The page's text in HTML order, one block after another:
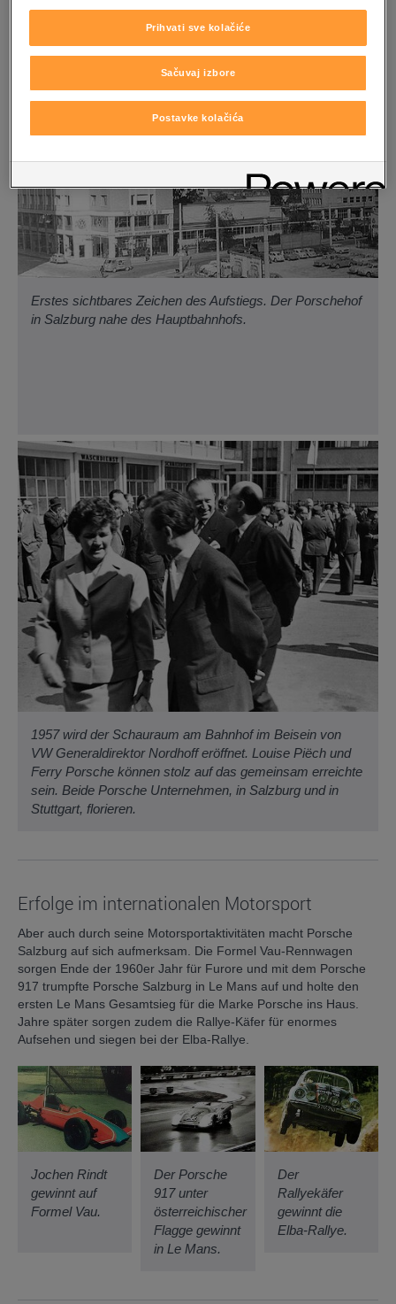
Erstes sichtbares Zeichen des Aufstiegs. Der Porschehof
in Salzburg nahe des Hauptbahnhofs.
1957 wird der Schauraum am Bahnhof im Beisein von
VW Generaldirektor Nordhoff eröffnet. Louise Piëch und
Ferry Porsche können stolz auf das gemeinsam erreichte
sein. Beide Porsche Unternehmen, in Salzburg und in
Stuttgart, florieren.
Erfolge im internationalen Motorsport
Aber auch durch seine Motorsportaktivitäten macht Porsche
Salzburg auf sich aufmerksam. Die Formel Vau-Rennwagen
sorgen Ende der 1960er Jahr für Furore und mit dem Porsche
917 trumpfte Porsche Salzburg in Le Mans auf und holte den
ersten Le Mans Gesamtsieg für die Marke Porsche ins Haus.
Jahre später sorgen zudem die Rallye-Käfer für enormes
Aufsehen und siegen bei der Elba-Rallye.
Jochen Rindt
gewinnt auf
Formel Vau.
Der Porsche
917 unter
österreichischer
Flagge gewinnt
in Le Mans.
Der
Rallyekäfer
gewinnt die
Elba-Rallye.
Prihvati sve kolačiće
Sačuvaj izbore
Postavke kolačića